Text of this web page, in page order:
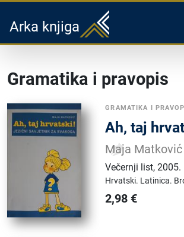
Arka knjiga
Gramatika i pravopis
GRAMATIKA I
Ah, taj
Maja Matković
Večernji list,2005.
Hrvatski. Latinica.
2,98 €